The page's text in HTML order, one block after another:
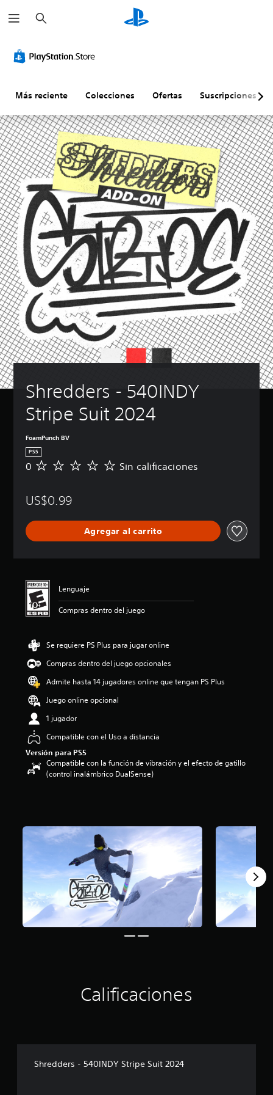
u
s
r
Más reciente Colecciones Ofertas Suscripciones
Shredders - 540INDY
Stripe Suit 2024
FoamPunch BV
PS5
S
c
i
c
o
s
0 Sin calificaciones
US$0.99
Agregar al carrito
Lenguaje
Compras dentro del juego
Se requiere PS Plus para jugar online
Compras dentro del juego opcionales
Admite hasta 14 jugadores online que tengan PS Plus
Juego online opcional
1 jugador
Compatible con el Uso a distancia
Versión para PS5
Compatible con la función de vibración y el efecto de gatillo
(control inalámbrico DualSense)
Calificaciones
Shredders - 540INDY Stripe Suit 2024